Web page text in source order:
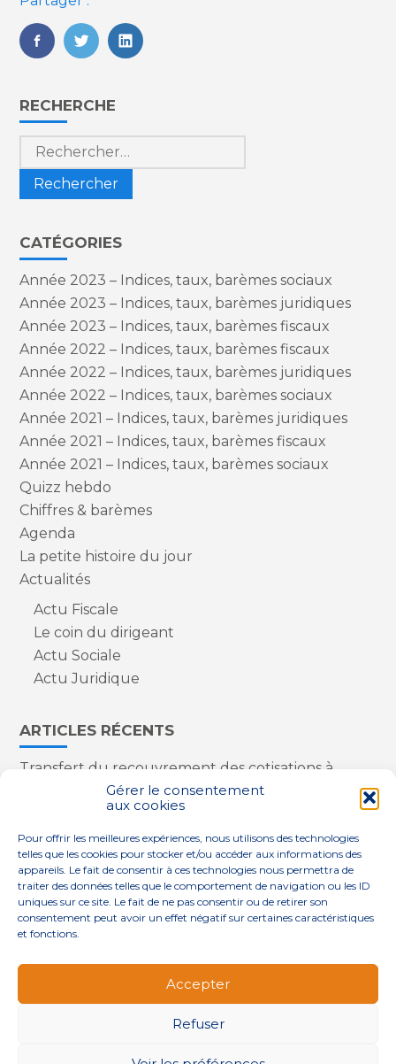
Gérer le consentement
aux cookies
Pour offrir les meilleures expériences, nous utilisons des technologies
telles que les cookies pour stocker et/ou accéder aux informations des
appareils. Le fait de consentir à ces technologies nous permettra de
traiter des données telles que le comportement de navigation ou les ID
uniques sur ce site. Le fait de ne pas consentir ou de retirer son
consentement peut avoir un effet négatif sur certaines caractéristiques
et fonctions.
Accepter
Refuser
FaceBook
TwitterLinkedIn
Blog
sidebar
RECHERCHE
Rechercher :
CATÉGORIES
Année 2023 – Indices, taux, barèmes sociaux
Année 2023 – Indices, taux, barèmes juridiques
Année 2023 – Indices, taux, barèmes fiscaux
Année 2022 – Indices, taux, barèmes fiscaux
Année 2022 – Indices, taux, barèmes juridiques
Année 2022 – Indices, taux, barèmes sociaux
Année 2021 – Indices, taux, barèmes juridiques
Année 2021 – Indices, taux, barèmes fiscaux
Année 2021 – Indices, taux, barèmes sociaux
Quizz hebdo
Chiffres & barèmes
Agenda
La petite histoire du jour
Actualités
Actu Fiscale
Le coin du dirigeant
Actu Sociale
Actu Juridique
ARTICLES RÉCENTS
Transfert du recouvrement des cotisations à
l’Urssaf : des nouveautés
Appareils reconditionnés : annulation de la
Contrôle de la qualité de l’air dans les ERP
Industriels : le point sur les dernières évolutions
réglementaires
Footer QUI SOMMES-NOUS ?
NOS SOLUTIONS
ACTUALITÉS CONTACT
MENTIONS LÉGALES